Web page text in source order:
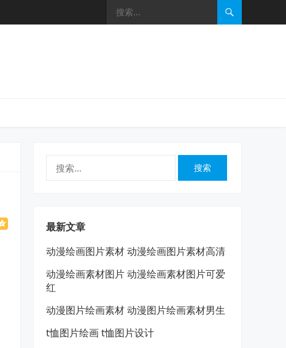
最新文章
动漫绘画图片素材 动漫绘画图片素材高清
动漫绘画素材图片 动漫绘画素材图片可爱
红
动漫图片绘画素材 动漫图片绘画素材男生
t恤图片绘画 t恤图片设计